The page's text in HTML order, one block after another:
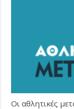
Οι αθλητικές